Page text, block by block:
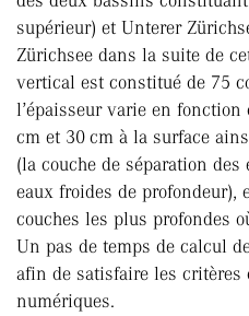
supérieur) et Unterer
Zürichsee dans la suite de
vertical est constitué de 75
l’épaisseur varie en
cm et 30 cm à la surface
(la couche de séparation des
eaux froides de profondeur),
couches les plus profondes
Un pas de temps de calcul
afin de satisfaire les critères
numériques.